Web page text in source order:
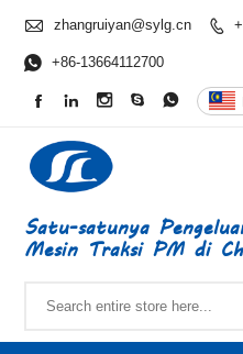
 zhangruiyan@sylg.cn 
 +86-13664112700
    
Satu-satunya
Mesin Traksi PM di